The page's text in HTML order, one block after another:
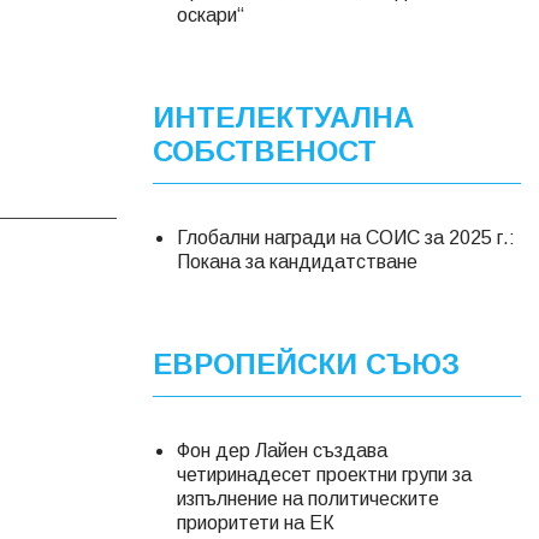
оскари“
ИНТЕЛЕКТУАЛНА
СОБСТВЕНОСТ
Глобални награди на СОИС за 2025 г.:
Покана за кандидатстване
ЕВРОПЕЙСКИ СЪЮЗ
Фон дер Лайен създава
четиринадесет проектни групи за
изпълнение на политическите
приоритети на ЕК